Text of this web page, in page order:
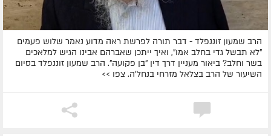
הרב שמעון זוננפלד - דבר תורה לפרשת ראה מדוע נאמר שלוש פעמים
"לא תבשל גדי בחלב אמו", ואיך ייתכן שאברהם אבינו הגיש למלאכים
בשר וחלב? ביאור מעניין דרך דין "בן פקועה". הרב שמעון זוננפלד בסיום
השיעור של הרב בצלאל מזרחי בנחל'ה. צפו >>